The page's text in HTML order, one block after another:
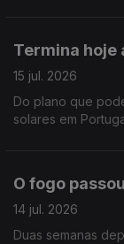
Termina hoje
15 jul. 2026
Do plano que
solares em
O fogo
14 jul. 2026
Duas semanas